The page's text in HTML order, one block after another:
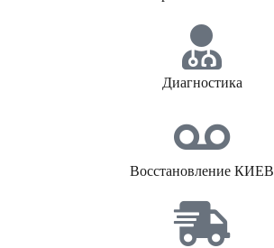
Диагностика
Восстановление КИЕВ